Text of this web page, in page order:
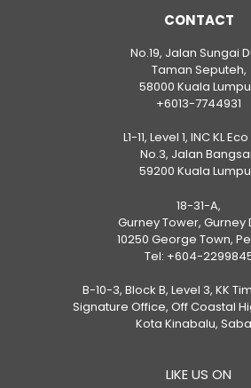
CONTACT
No.19, Jalan Sungai
Taman Seputeh,
58000 Kuala
+6013-7744931
L1-11, Level 1, INC KL
No.3, Jalan
59200 Kuala
18-31-A,
Gurney Tower, Gurney
10250 George Town,
Tel: +604-
B-10-3, Block B, Level 3, KK
Signature Office, Off Coastal
Kota Kinabalu,
LIKE US ON